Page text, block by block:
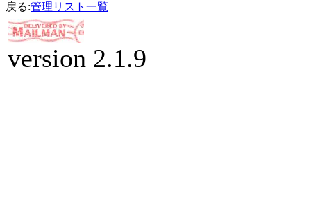
戻る:管理リスト一覧
version 2.1.9